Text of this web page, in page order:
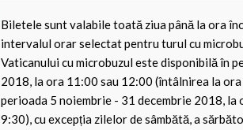
Biletele sunt valabile toată ziua până la ora
intervalul orar selectat pentru turul cu
Vaticanului cu microbuzul este disponibilă în
2018, la ora 11:00 sau 12:00 (întâlnirea la
perioada 5 noiembrie - 31 decembrie 2018,
9:30), cu excepția zilelor de sâmbătă, a